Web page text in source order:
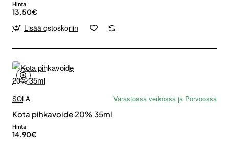
Hinta
13.50€
Lisää ostoskoriin
SOLA
Varastossa verkossa ja Porvoossa
Kota pihkavoide 20% 35ml
Hinta
14.90€